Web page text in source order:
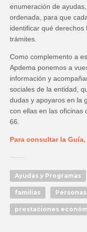
enumeración de
ordenada, para que
identificar qué
trámites.
Como complemento a
Apdema ponemos a
información y
sociales de la entidad,
dudas y apoyaros en la
con ellas en las oficinas
66.
Para consultar la
Ayudas y Programas
familias
prestaciones